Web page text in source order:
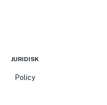
JURIDISK
Policy